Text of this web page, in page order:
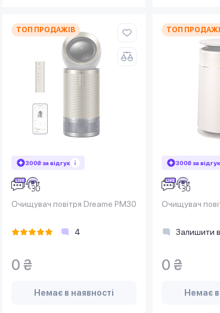
ТОП ПРОДАЖІВ
300₴ за відгук
Очищувач повітря Dreame PM30
4
0 ₴
Немає в наявності
ТОП
300₴ за відгук
Очищувач
Залишити
0 ₴
Немає в